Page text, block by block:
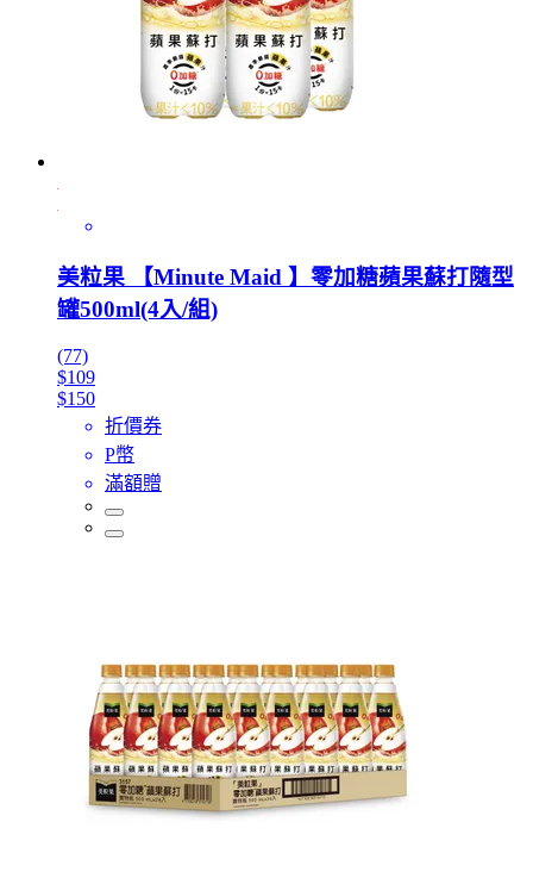
美粒果 【Minute Maid 】零加糖蘋果蘇打隨型
罐500ml(4入/組)
(77)
$109
$150
折價券
P幣
滿額贈